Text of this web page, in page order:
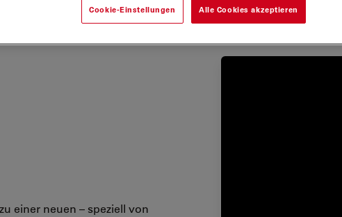
einer neuen – speziell von
Cookie-Einstellungen Alle Cookies akzeptieren